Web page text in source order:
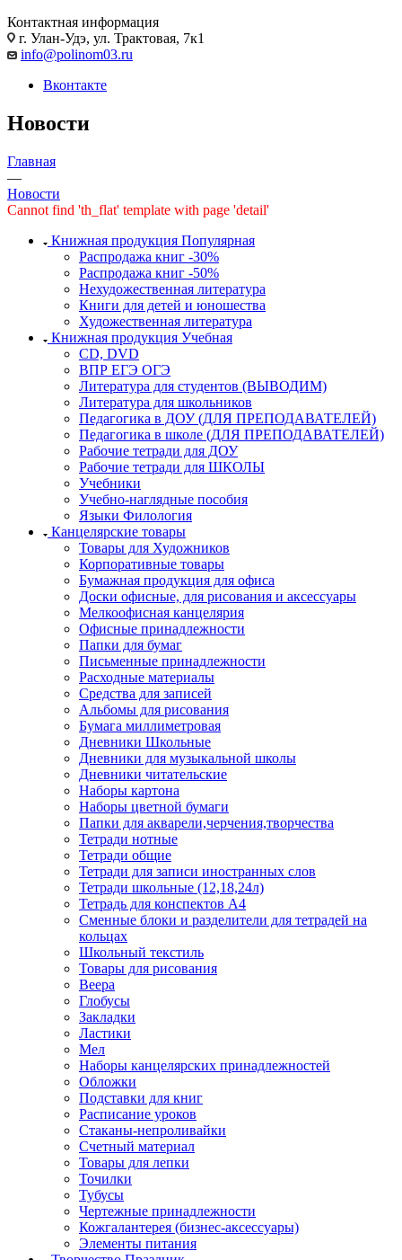
Контактная информация
г. Улан-Удэ, ул. Трактовая, 7к1
info@polinom03.ru
Вконтакте
Новости
Главная
—
Новости
Cannot find 'th_flat' template with page 'detail'
Книжная продукция Популярная
Распродажа книг -30%
Распродажа книг -50%
Нехудожественная литература
Книги для детей и юношества
Художественная литература
Книжная продукция Учебная
CD, DVD
ВПР ЕГЭ ОГЭ
Литература для студентов (ВЫВОДИМ)
Литература для школьников
Педагогика в ДОУ (ДЛЯ ПРЕПОДАВАТЕЛЕЙ)
Педагогика в школе (ДЛЯ ПРЕПОДАВАТЕЛЕЙ)
Рабочие тетради для ДОУ
Рабочие тетради для ШКОЛЫ
Учебники
Учебно-наглядные пособия
Языки Филология
Канцелярские товары
Товары для Художников
Корпоративные товары
Бумажная продукция для офиса
Доски офисные, для рисования и аксессуары
Мелкоофисная канцелярия
Офисные принадлежности
Папки для бумаг
Письменные принадлежности
Расходные материалы
Средства для записей
Альбомы для рисования
Бумага миллиметровая
Дневники Школьные
Дневники для музыкальной школы
Дневники читательские
Наборы картона
Наборы цветной бумаги
Папки для акварели,черчения,творчества
Тетради нотные
Тетради общие
Тетради для записи иностранных слов
Тетради школьные (12,18,24л)
Тетрадь для конспектов А4
Сменные блоки и разделители для тетрадей на
кольцах
Школьный текстиль
Товары для рисования
Веера
Глобусы
Закладки
Ластики
Мел
Наборы канцелярских принадлежностей
Обложки
Подставки для книг
Расписание уроков
Стаканы-непроливайки
Счетный материал
Товары для лепки
Точилки
Тубусы
Чертежные принадлежности
Кожгалантерея (бизнес-аксессуары)
Элементы питания